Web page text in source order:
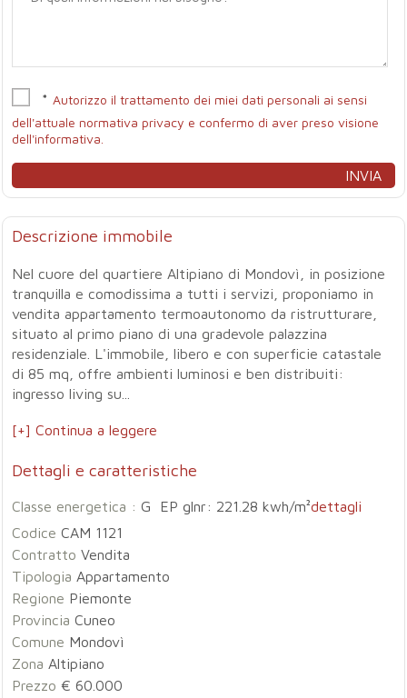
*Autorizzo il trattamento dei miei dati personali ai sensi
dell'attuale normativa privacy e confermo di aver preso visione
dell'informativa.
Descrizione immobile
Nel cuore del quartiere Altipiano di Mondovì, in posizione
tranquilla e comodissima a tutti i servizi, proponiamo in
vendita appartamento termoautonomo da ristrutturare,
situato al primo piano di una gradevole palazzina
residenziale. L'immobile, libero e con superficie catastale
di 85 mq, offre ambienti luminosi e ben distribuiti:
ingresso living su...
[+] Continua a leggere
Dettagli e caratteristiche
Classe energetica :G EP glnr: 221.28 kwh/m²dettagli
Codice CAM 1121
Contratto Vendita
Tipologia Appartamento
Regione Piemonte
Provincia Cuneo
Comune Mondovì
Zona Altipiano
Prezzo € 60.000